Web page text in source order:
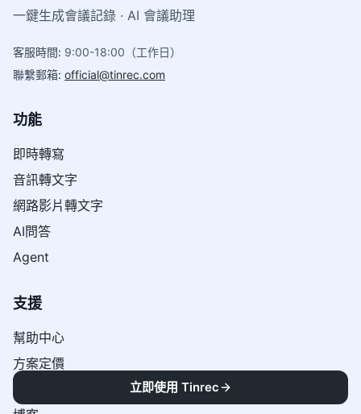
一鍵生成會議記錄 · AI 會議助理
客服時間: 9:00-18:00（工作日）
聯繫郵箱: official@tinrec.com
功能
即時轉寫
音訊轉文字
網路影片轉文字
AI問答
Agent
支援
幫助中心
方案定價
立即使用 Tinrec